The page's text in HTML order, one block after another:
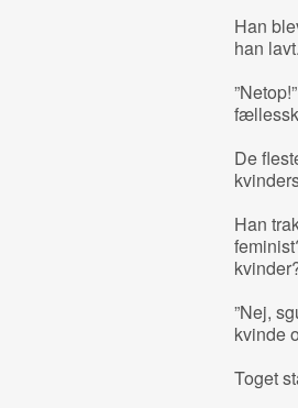
Han
han lavt.
De
Han
”Nej,
kvinde
Toget